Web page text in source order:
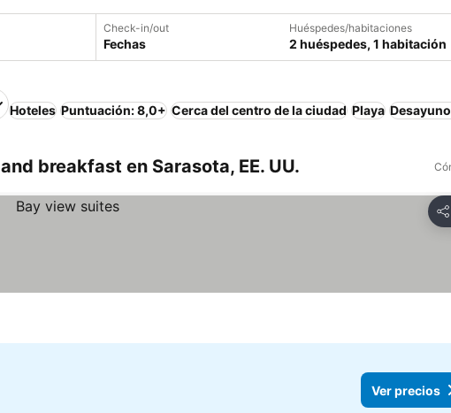
Check-in/out
Fechas
Huéspedes/habitaciones
2 huéspedes, 1 habitación
Hoteles Puntuación: 8,0+ Cerca del centro de la ciudad Playa
breakfast en Sarasota, EE. UU.
Ver precios